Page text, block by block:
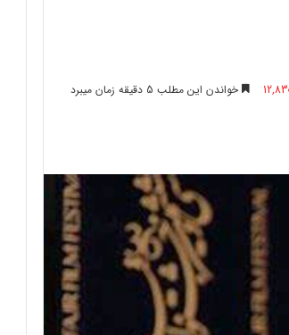
خواندن این مطلب 5 دقیقه زمان میبرد